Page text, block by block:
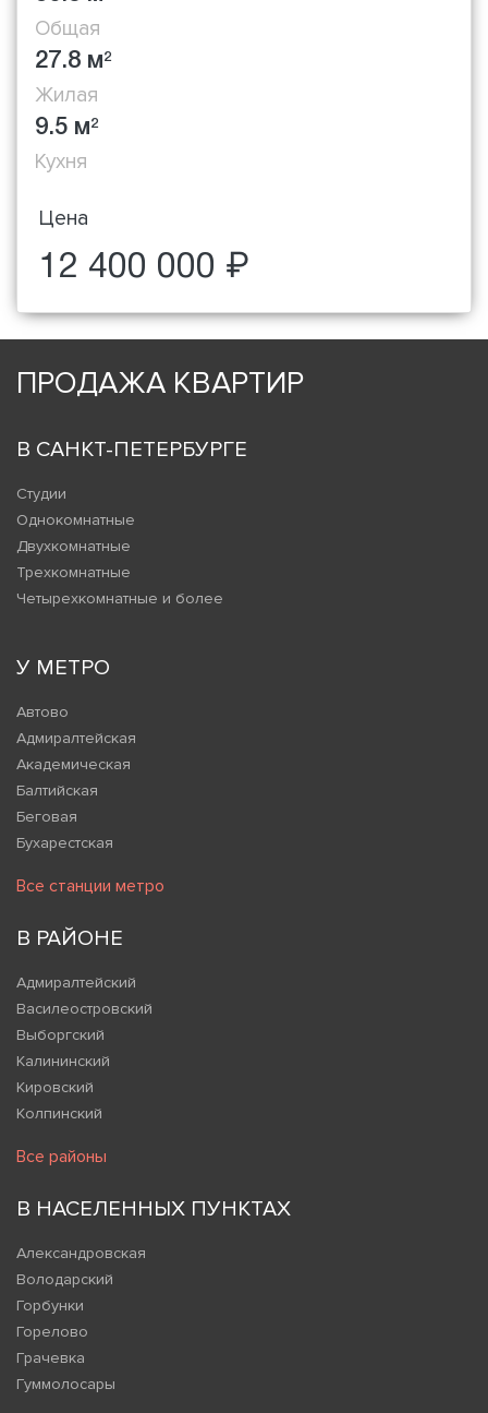
Общая
27.8 м2
Жилая
9.5 м2
Кухня
Цена
12 400 000 ₽
ПРОДАЖА КВАРТИР
В САНКТ-ПЕТЕРБУРГЕ
Студии
Однокомнатные
Двухкомнатные
Трехкомнатные
Четырехкомнатные и более
У МЕТРО
Автово
Адмиралтейская
Академическая
Балтийская
Беговая
Бухарестская
Все станции метро
В РАЙОНЕ
Адмиралтейский
Василеостровский
Выборгский
Калининский
Кировский
Колпинский
Все районы
В НАСЕЛЕННЫХ ПУНКТАХ
Александровская
Володарский
Горбунки
Горелово
Грачевка
Гуммолосары